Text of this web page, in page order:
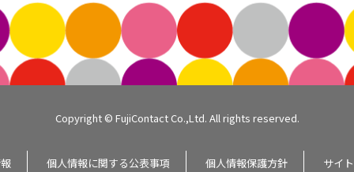
Copyright © FujiContact Co.,Ltd. All rights reserved.
個人情報に関する公表事項 個人情報保護方針 サイ